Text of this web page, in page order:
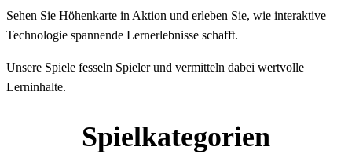
Sehen Sie Höhenkarte in Aktion und erleben Sie, wie interaktive
Technologie spannende Lernerlebnisse schafft.
Unsere Spiele fesseln Spieler und vermitteln dabei wertvolle
Lerninhalte.
Spielkategorien